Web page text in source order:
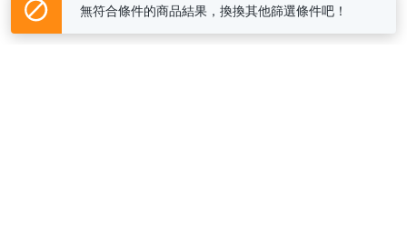
無符合條件的商品結果，換換其他篩選條件吧！